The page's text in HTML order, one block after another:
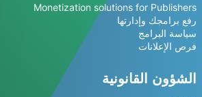
Monetization solutions for Publishers
رفع برامجك وإدارتها
سياسة البرامج
فرص الإعلانات
الشؤون القانونية